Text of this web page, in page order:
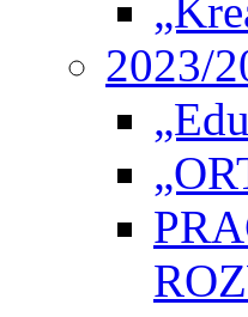
2023/